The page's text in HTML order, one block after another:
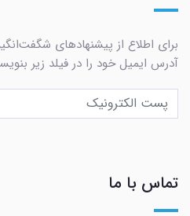
برای اطلاع از پیشنهادهای
آدرس ایمیل خود را در فیلد زیر
تماس با ما